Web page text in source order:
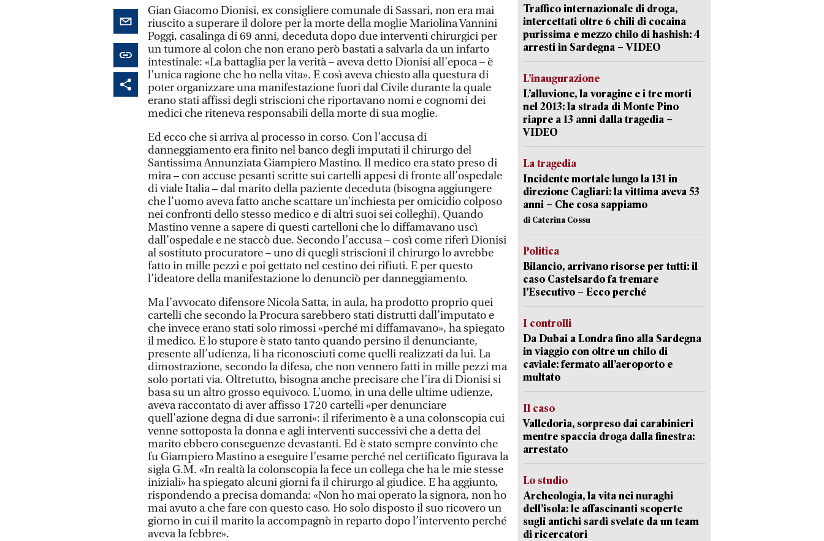
Gian Giacomo Dionisi, ex consigliere comunale di Sassari, non era mai
riuscito a superare il dolore per la morte della moglie Mariolina Vannini
Poggi, casalinga di 69 anni, deceduta dopo due interventi chirurgici per
un tumore al colon che non erano però bastati a salvarla da un infarto
intestinale: «La battaglia per la verità – aveva detto Dionisi all’epoca – è
l'unica ragione che ho nella vita». E così aveva chiesto alla questura di
poter organizzare una manifestazione fuori dal Civile durante la quale
erano stati affissi degli striscioni che riportavano nomi e cognomi dei
medici che riteneva responsabili della morte di sua moglie.
Ed ecco che si arriva al processo in corso. Con l’accusa di
danneggiamento era finito nel banco degli imputati il chirurgo del
Santissima Annunziata Giampiero Mastino. Il medico era stato preso di
mira – con accuse pesanti scritte sui cartelli appesi di fronte all’ospedale
di viale Italia – dal marito della paziente deceduta (bisogna aggiungere
che l’uomo aveva fatto anche scattare un’inchiesta per omicidio colposo
nei confronti dello stesso medico e di altri suoi sei colleghi). Quando
Mastino venne a sapere di questi cartelloni che lo diffamavano uscì
dall’ospedale e ne staccò due. Secondo l’accusa – così come riferì Dionisi
al sostituto procuratore – uno di quegli striscioni il chirurgo lo avrebbe
fatto in mille pezzi e poi gettato nel cestino dei rifiuti. E per questo
l’ideatore della manifestazione lo denunciò per danneggiamento.
Ma l’avvocato difensore Nicola Satta, in aula, ha prodotto proprio quei
cartelli che secondo la Procura sarebbero stati distrutti dall’imputato e
che invece erano stati solo rimossi «perché mi diffamavano», ha spiegato
il medico. E lo stupore è stato tanto quando persino il denunciante,
presente all’udienza, li ha riconosciuti come quelli realizzati da lui. La
dimostrazione, secondo la difesa, che non vennero fatti in mille pezzi ma
solo portati via. Oltretutto, bisogna anche precisare che l’ira di Dionisi si
basa su un altro grosso equivoco. L’uomo, in una delle ultime udienze,
aveva raccontato di aver affisso 1720 cartelli «per denunciare
quell’azione degna di due sarroni»: il riferimento è a una colonscopia cui
venne sottoposta la donna e agli interventi successivi che a detta del
marito ebbero conseguenze devastanti. Ed è stato sempre convinto che
fu Giampiero Mastino a eseguire l’esame perché nel certificato figurava la
sigla G.M. «In realtà la colonscopia la fece un collega che ha le mie stesse
iniziali» ha spiegato alcuni giorni fa il chirurgo al giudice. E ha aggiunto,
rispondendo a precisa domanda: «Non ho mai operato la signora, non ho
mai avuto a che fare con questo caso. Ho solo disposto il suo ricovero un
giorno in cui il marito la accompagnò in reparto dopo l’intervento perché
aveva la febbre».
Traffico internazionale di droga,
intercettati oltre 6 chili di cocaina
purissima e mezzo chilo di hashish: 4
arresti in Sardegna – VIDEO
L’inaugurazione
L’alluvione, la voragine e i tre morti
nel 2013: la strada di Monte Pino
riapre a 13 anni dalla tragedia –
VIDEO
La tragedia
Incidente mortale lungo la 131 in
direzione Cagliari: la vittima aveva 53
anni – Che cosa sappiamo
di Caterina Cossu
Politica
Bilancio, arrivano risorse per tutti: il
caso Castelsardo fa tremare
l’Esecutivo – Ecco perché
I controlli
Da Dubai a Londra fino alla Sardegna
in viaggio con oltre un chilo di
caviale: fermato all’aeroporto e
multato
Il caso
Valledoria, sorpreso dai carabinieri
mentre spaccia droga dalla finestra:
arrestato
Lo studio
Archeologia, la vita nei nuraghi
dell’isola: le affascinanti scoperte
sugli antichi sardi svelate da un team
di ricercatori